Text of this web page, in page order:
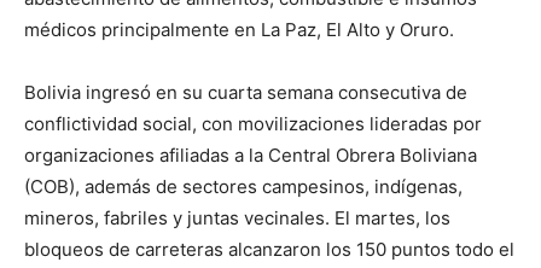
médicos principalmente en La Paz, El Alto y Oruro.
Bolivia ingresó en su cuarta semana consecutiva de
conflictividad social, con movilizaciones lideradas por
organizaciones afiliadas a la Central Obrera Boliviana
(COB), además de sectores campesinos, indígenas,
mineros, fabriles y juntas vecinales. El martes, los
bloqueos de carreteras alcanzaron los 150 puntos todo el